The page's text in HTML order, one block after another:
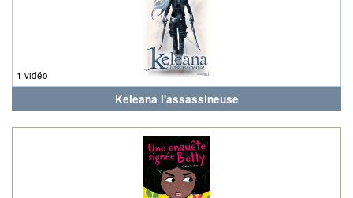
1 vidéo
Keleana l'assassineuse